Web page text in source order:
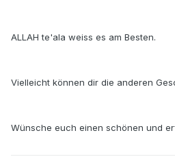
ALLAH te'ala weiss es am Besten.
Vielleicht können dir die anderen
Wünsche euch einen schönen und